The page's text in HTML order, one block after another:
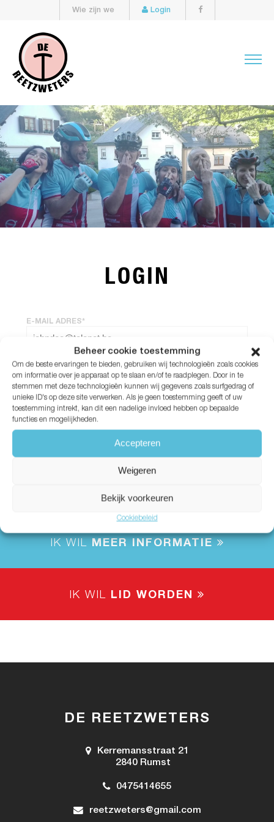
Beheer cookie toestemming
Om de beste ervaringen te bieden, gebruiken wij technologieën zoals cookies
om informatie over je apparaat op te slaan en/of te raadplegen. Door in te
stemmen met deze technologieën kunnen wij gegevens zoals surfgedrag of
unieke ID's op deze site verwerken. Als je geen toestemming geeft of uw
toestemming intrekt, kan dit een nadelige invloed hebben op bepaalde
functies en mogelijkheden.
Accepteren
Weigeren
Bekijk voorkeuren
Cookiebeleid
Wie zijn we Login
LOGIN
E-MAIL ADRES*
WACHTWOORD*
Wachtwoord vergeten?
IK WIL MEER INFORMATIE
IK WIL LID WORDEN
DE REETZWETERS
Kerremansstraat 21
2840 Rumst
0475414655
reetzweters@gmail.com